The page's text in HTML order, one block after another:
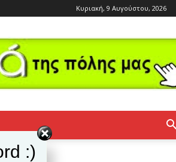
Κυριακή, 9 Αυγούστου, 2026
:)